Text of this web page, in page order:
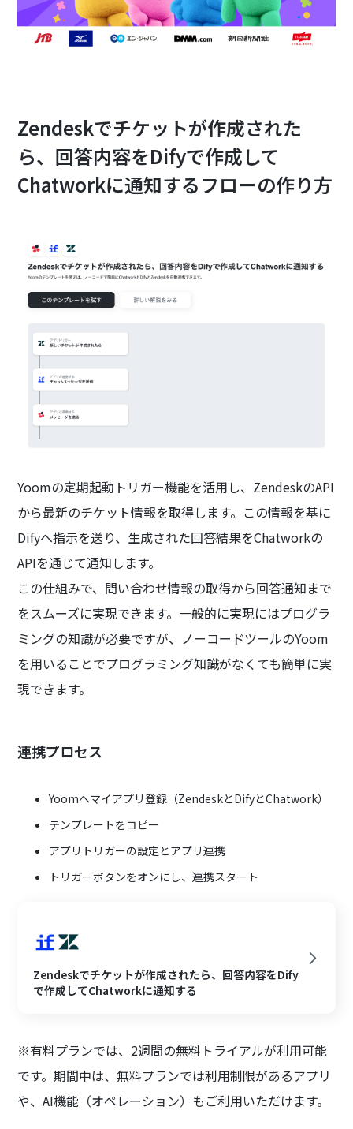
Zendeskでチケットが作成された
ら、回答内容をDifyで作成して
Chatworkに通知するフローの作り方
Yoomの定期起動トリガー機能を活用し、ZendeskのAPI
から最新のチケット情報を取得します。この情報を基に
Difyへ指示を送り、生成された回答結果をChatworkの
APIを通じて通知します。
この仕組みで、問い合わせ情報の取得から回答通知まで
をスムーズに実現できます。一般的に実現にはプログラ
ミングの知識が必要ですが、ノーコードツールのYoom
を用いることでプログラミング知識がなくても簡単に実
現できます。
連携プロセス
Yoomへマイアプリ登録（ZendeskとDifyとChatwork）
テンプレートをコピー
アプリトリガーの設定とアプリ連携
トリガーボタンをオンにし、連携スタート
Zendeskでチケットが作成されたら、回答内容をDify
で作成してChatworkに通知する
※有料プランでは、2週間の無料トライアルが利用可能
です。期間中は、無料プランでは利用制限があるアプリ
や、AI機能（オペレーション）もご利用いただけます。